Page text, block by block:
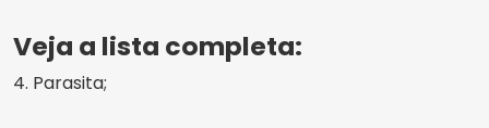
Veja a lista completa:
4. Parasita;